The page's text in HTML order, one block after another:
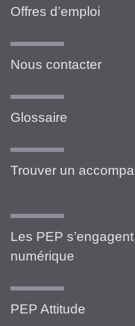
Offres d’emploi
Nous contacter
Glossaire
Trouver un
Les PEP
numérique
PEP Attitude